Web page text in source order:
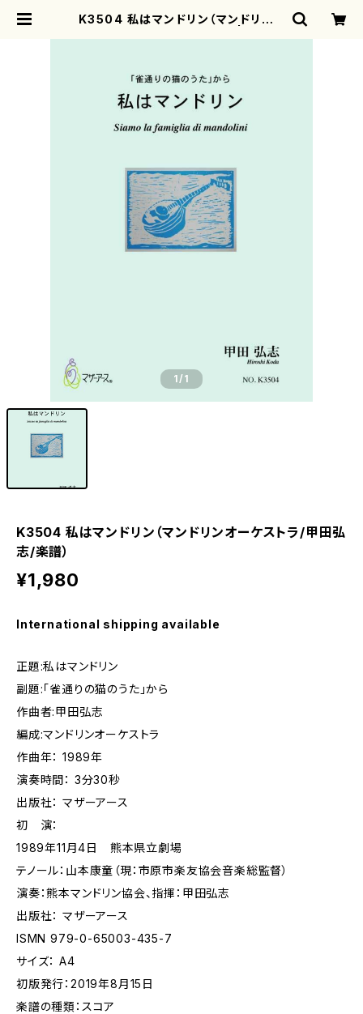
K3504 私はマンドリン（マンドリンオ
1/1
K3504 私はマンドリン（マンドリンオーケストラ/甲田弘
志/楽譜）
¥1,980
International shipping available
正題:私はマンドリン
副題:「雀通りの猫のうた」から
作曲者:甲田弘志
編成:マンドリンオーケストラ
作曲年： 1989年
演奏時間： 3分30秒
出版社： マザーアース
初 演：
1989年11月4日 熊本県立劇場
テノール：山本康童（現：市原市楽友協会音楽総監督）
演奏：熊本マンドリン協会、指揮：甲田弘志
出版社： マザーアース
ISMN 979-0-65003-435-7
サイズ： A4
初版発行：2019年8月15日
楽譜の種類：スコア